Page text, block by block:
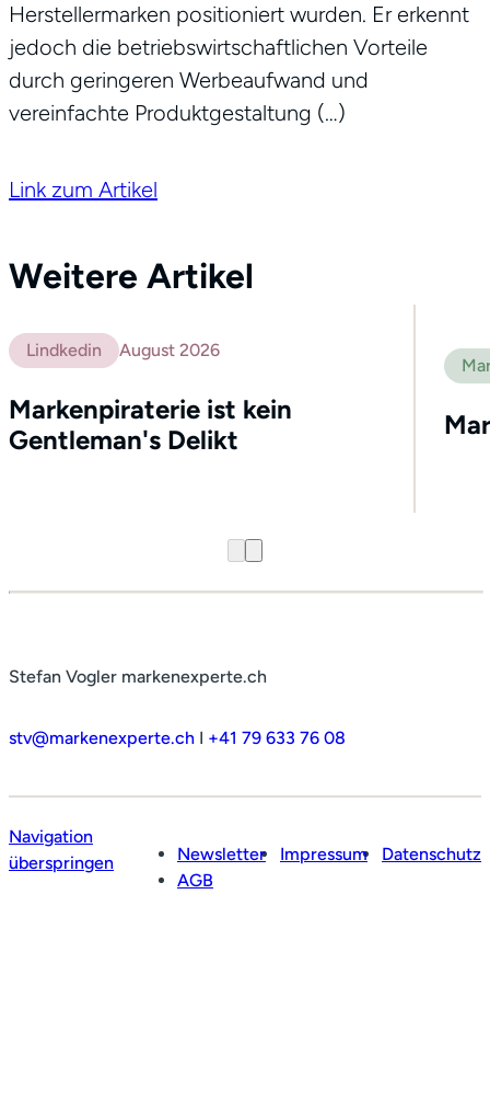
Netzwerk
Referenzen
Herstellermarken positioniert wurden. Er erkennt
jedoch die betriebswirtschaftlichen Vorteile
durch geringeren Werbeaufwand und
vereinfachte Produktgestaltung (…)
Link zum Artikel
Weitere Artikel
Lindkedin August 2026
Markenpiraterie ist kein
Gentleman's Delikt
Stefan Vogler markenexperte.ch
stv@markenexperte.ch I +41 79 633 76 08
Navigation
überspringen
Newsletter Impressum
Datenschutz
AGB